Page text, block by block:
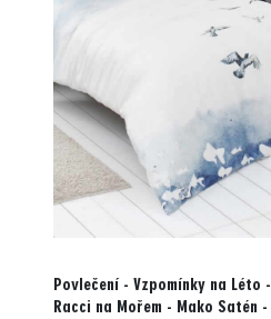
Povlečení - Vzpomínky na Léto -
Racci na Mořem - Mako Satén -